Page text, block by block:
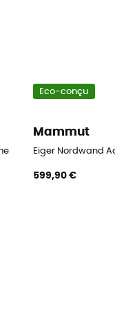
Eco-conçu
Mammut
Eiger Nordwand
599,90 €